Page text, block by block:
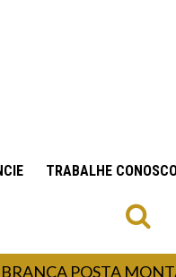
TRABALHE
POSTA